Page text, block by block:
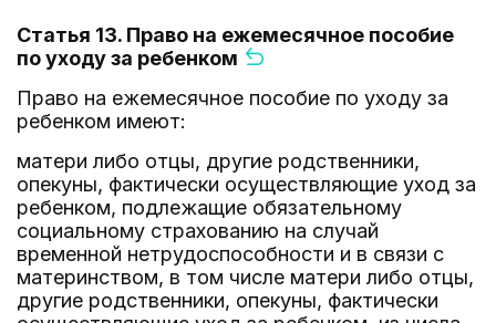
Статья 13. Право на ежемесячное пособие
по уходу за ребенком
Право на ежемесячное пособие по уходу за
ребенком имеют:
матери либо отцы, другие родственники,
опекуны, фактически осуществляющие уход за
ребенком, подлежащие обязательному
социальному страхованию на случай
временной нетрудоспособности и в связи с
материнством, в том числе матери либо отцы,
другие родственники, опекуны, фактически